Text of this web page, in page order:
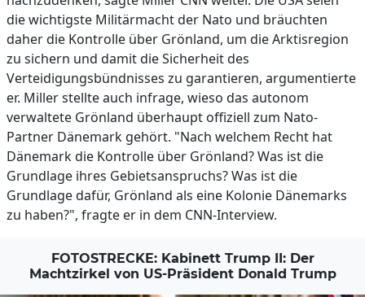
die wichtigste Militärmacht der Nato und bräuchten
daher die Kontrolle über Grönland, um die Arktisregion
zu sichern und damit die Sicherheit des
Verteidigungsbündnisses zu garantieren, argumentierte
er. Miller stellte auch infrage, wieso das autonom
verwaltete Grönland überhaupt offiziell zum Nato-
Partner Dänemark gehört. "Nach welchem Recht hat
Dänemark die Kontrolle über Grönland? Was ist die
Grundlage ihres Gebietsanspruchs? Was ist die
Grundlage dafür, Grönland als eine Kolonie Dänemarks
zu haben?", fragte er in dem CNN-Interview.
FOTOSTRECKE: Kabinett Trump II: Der
Machtzirkel von US-Präsident Donald Trump